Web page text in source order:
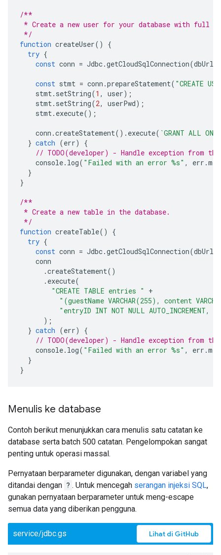
/**
* Create a new user for your database with full
*/
function createUser()
{
try {
const conn = Jdbc.getCloudSqlConnection(dbUrl
const stmt = conn .prepareStatement( "CREATE
stmt. setString(1 , user);
stmt. setString(2, userPwd);
stmt. execute();
conn .createStatement(). execute( `GRANT ALL
} catch (err)
{
// TODO(developer) - Handle exception from
console. log( "Failed with an error %s" , err .
}
}
/**
* Create a new table in the database.
*/
function createTable()
{
try {
const conn = Jdbc.getCloudSqlConnection(dbUrl
conn
.createStatement()
. execute(
"CREATE TABLE entries "
+
"(guestName VARCHAR(255), content
"entryID INT NOT NULL AUTO_INCREMENT,
);
} catch (err)
{
// TODO(developer) - Handle exception from
console. log( "Failed with an error %s" , err .
}
}
Menulis ke database
Contoh berikut menunjukkan cara menulis satu catatan ke
database serta batch 500 catatan. Pengelompokan sangat
penting untuk operasi massal.
Pernyataan berparameter digunakan, dengan variabel yang
ditandai dengan ? . Untuk mencegah serangan injeksi SQL,
gunakan pernyataan berparameter untuk meng-escape
semua data yang diberikan pengguna.
service/jdbc.gs Lihat di GitHub